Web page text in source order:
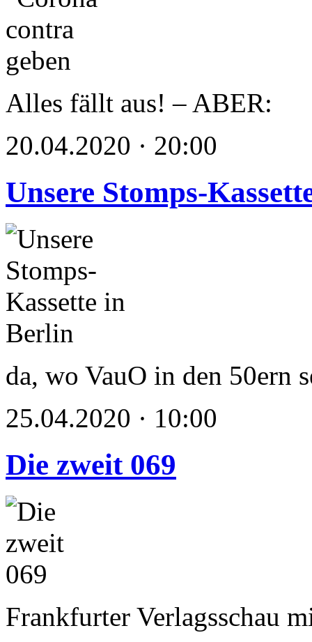
Alles fällt aus! – ABER:
20.04.2020 · 20:00
Unsere Stomps-
da, wo VauO in den 50ern
25.04.2020 · 10:00
Die zweit 069
Frankfurter Verlagsschau